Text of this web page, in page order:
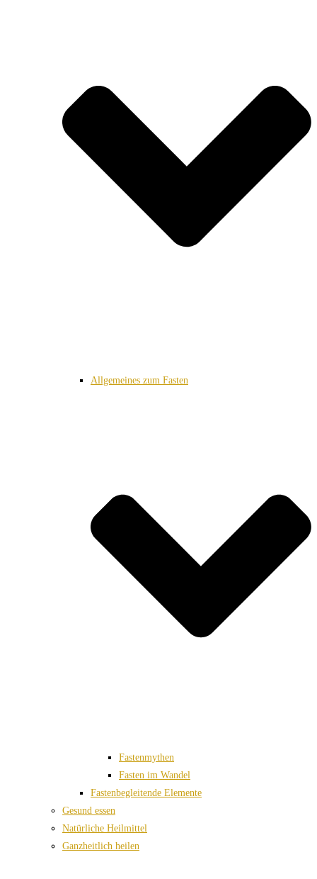
Allgemeines zum Fasten
Fastenmythen
Fasten im Wandel
Fastenbegleitende Elemente
Gesund essen
Natürliche Heilmittel
Ganzheitlich heilen